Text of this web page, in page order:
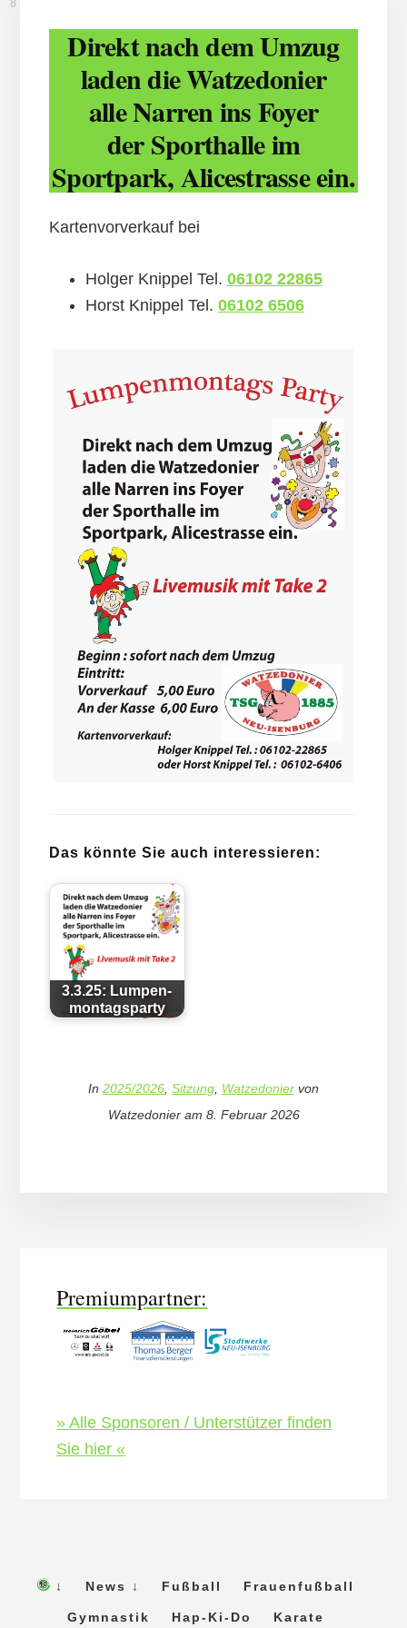
8. FEBRUAR 2026
Direkt nach dem Umzug
laden die Watzedonier
alle Narren ins Foyer
der Sporthalle im
Sportpark, Alicestrasse ein.
Kartenvorverkauf bei
Holger Knippel Tel. 06102 22865
Horst Knippel Tel. 06102 6506
Das könnte Sie auch interessieren:
3.3.25: Lum­pen­
mon­tags­par­ty
In 2025/2026 Sitzung Watzedonier von
Watzedonieram 8. Februar 2026
Premiumpartner:
» Alle Sponsoren / Unterstützer finden
Sie hier «
↓ News ↓ Fußball Frauenfußball
Gymnastik Hap-Ki-Do Karate